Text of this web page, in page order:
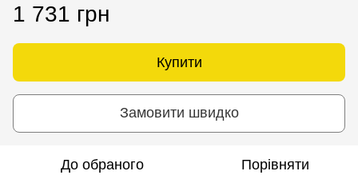
1 731 грн
Купити
Замовити швидко
До обраного Порівняти